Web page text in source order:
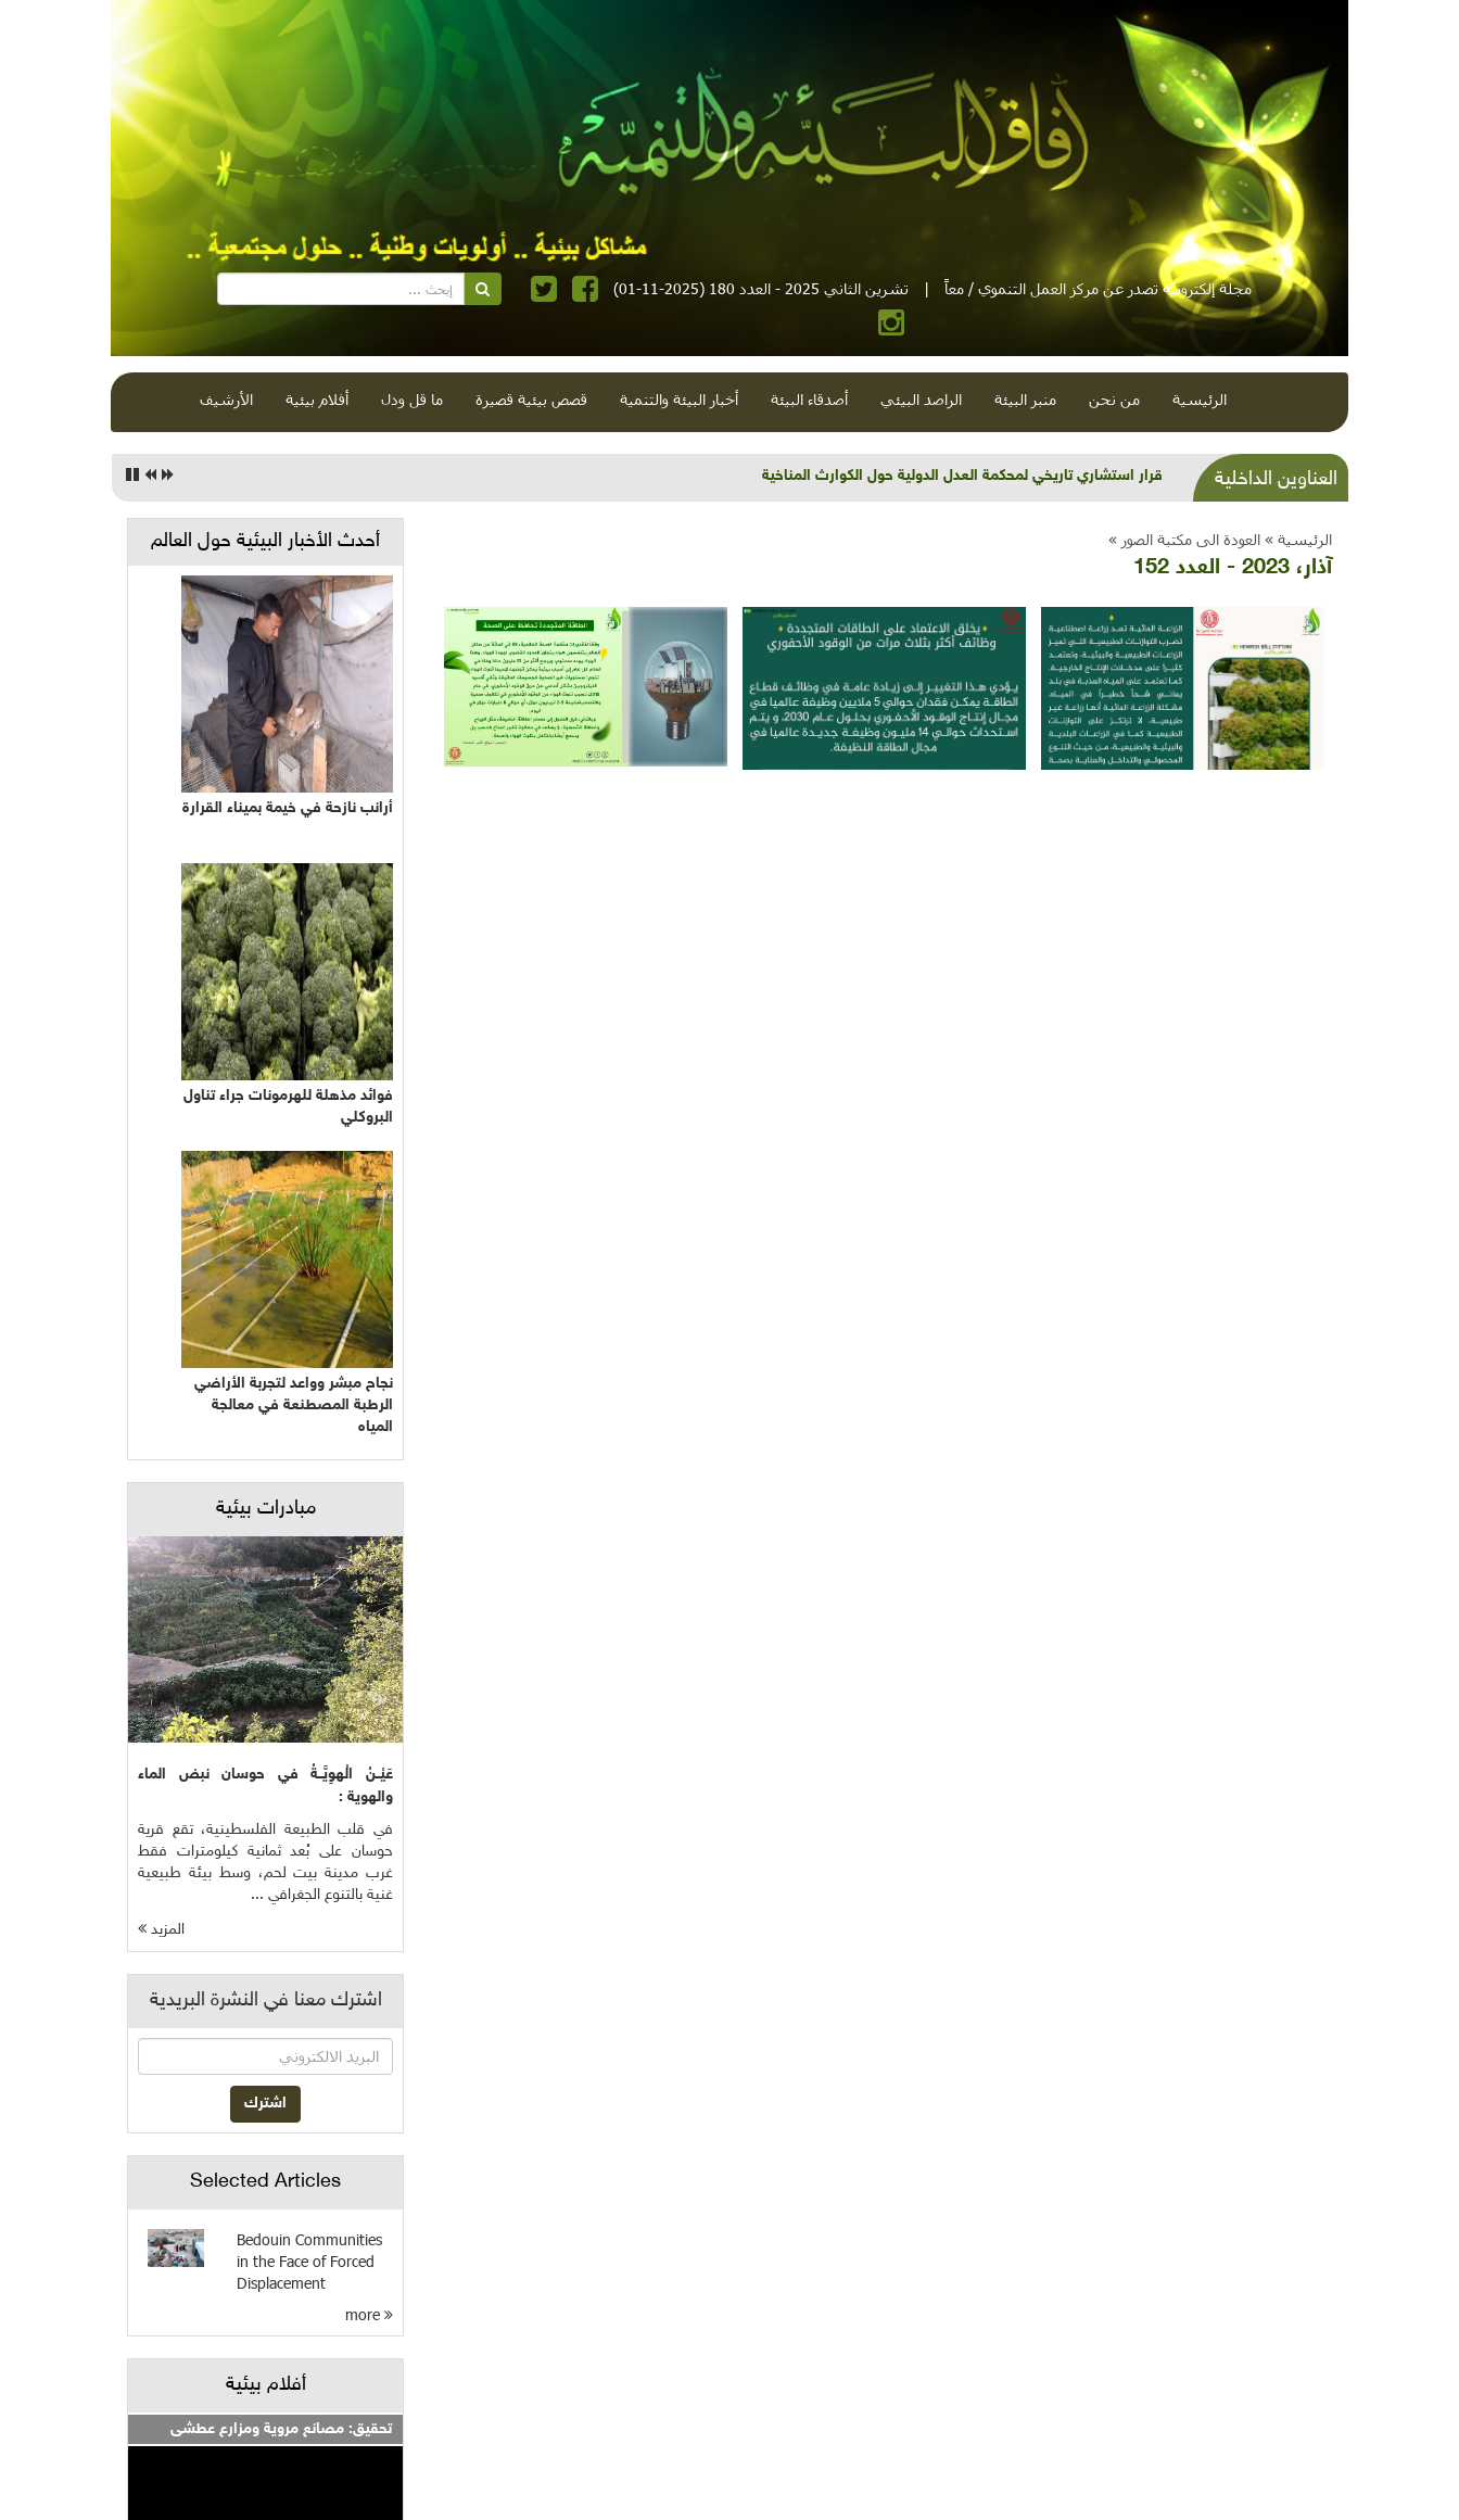
مجلة إلكترونية تصدر عن مركز العمل التنموي / معاً | تشرين الثاني 2025 - العدد 180 (2025-11-01)
الرئيسية من نحن منبر البيئة الراصد البيئي أصدقاء البيئة أخبار البيئة والتنمية قصص بيئية قصيرة ما قل ودل أفلام بيئية الأرشيف
العناوين الداخلية شذرات بيئية وتنموية...بنية تحتية وحلويات قبيحة وحاكورة ونوبل وزيتون و"سيباط"
الرئيسية » العودة الى مكتبة الصور »
آذار، 2023 - العدد 152
أحدث الأخبار البيئية حول العالم
أرانب نازحة في خيمة بميناء القرارة
فوائد مذهلة للهرمونات جراء تناول
البروكلي
نجاح مبشر وواعد لتجربة الأراضي
الرطبة المصطنعة في معالجة
المياه
مبادرات بيئية
عَيْــنُ الْهوِيَّــةُ في حوسان نبض الماء
والهوية :
في قلب الطبيعة الفلسطينية، تقع قرية
حوسان على بُعد ثمانية كيلومترات فقط
غرب مدينة بيت لحم، وسط بيئة طبيعية
غنية بالتنوع الجغرافي ...
المزيد
اشترك معنا في النشرة البريدية
Selected Articles
Bedouin Communities
in the Face of Forced
Displacement
أفلام بيئية
تحقيق: مصانع مروية ومزارع عطشى